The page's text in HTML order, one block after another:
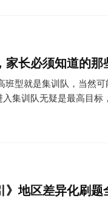
家长必须知道的那
型就是集训队，当然
集训队无疑是最高目
》地区差异化刷题